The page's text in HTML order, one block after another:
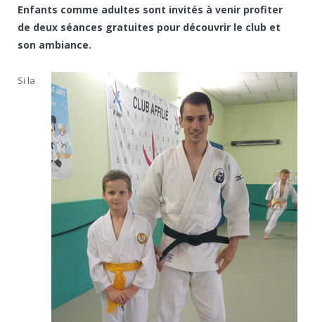
Enfants comme adultes sont invités à venir profiter
de deux séances gratuites pour découvrir le club et
son ambiance.
Si la